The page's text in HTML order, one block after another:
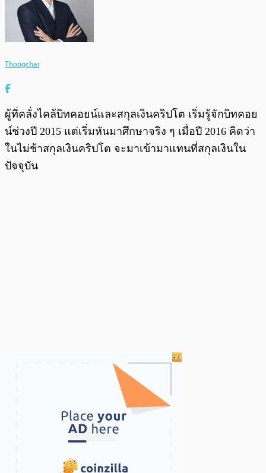
Thongchai
ผู้ที่คลั่งไคล้บิทคอยน์และสกุลเงินคริปโต เริ่มรู้จักบิทคอย
น์ช่วงปี 2015 แต่เริ่มหันมาศึกษาจริง ๆ เมื่อปี 2016 คิดว่า
ในไม่ช้าสกุลเงินคริปโต จะมาเข้ามาแทนที่สกุลเงินใน
ปัจจุบัน